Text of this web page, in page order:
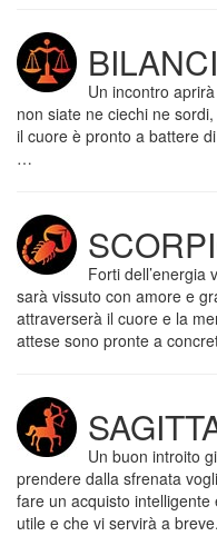
Un incontro
non siate ne ciechi ne
il cuore è pronto a battere
…
Forti dell’energia
sarà vissuto con amore e
attraverserà il cuore e la
attese sono pronte a
Un buon introito
prendere dalla sfrenata
fare un acquisto
utile e che vi servirà a breve.